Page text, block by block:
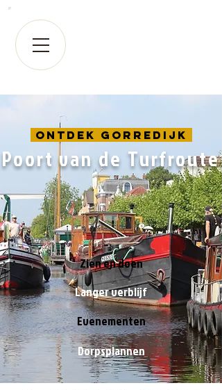
Ontdek Gorredijk
Poort van de Turfroute
Zien en doen
Langer verblijf
Evenementen
Dorpsplannen